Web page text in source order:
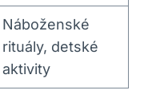
Náboženské
rituály, detské
aktivity